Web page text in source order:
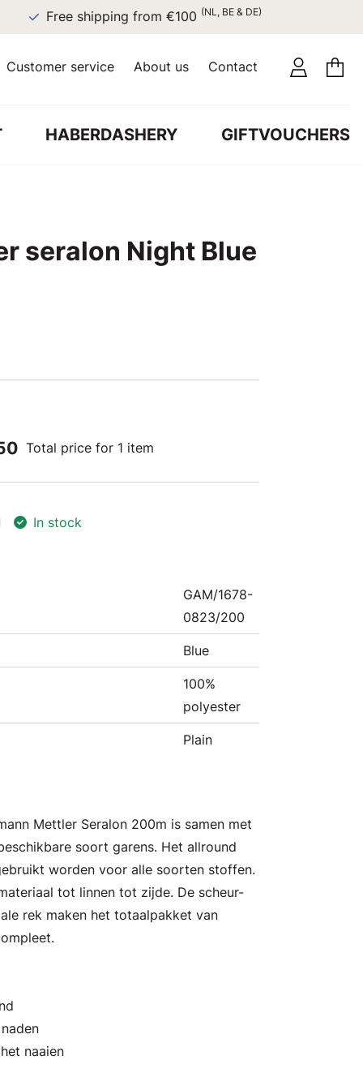
Free shipping from €100(NL, BE & DE)
Customer service About us Contact
HABERDASHERY GIFTVOUCHERS
seralon Night Blue
Total price for 1 item
In stock
GAM/1678-
0823/200
Blue
100%
polyester
Plain
Mettler Seralon 200m is samen met
soort garens. Het allround
worden voor alle soorten stoffen.
tot linnen tot zijde. De scheur-
rek maken het totaalpakket van
naaien